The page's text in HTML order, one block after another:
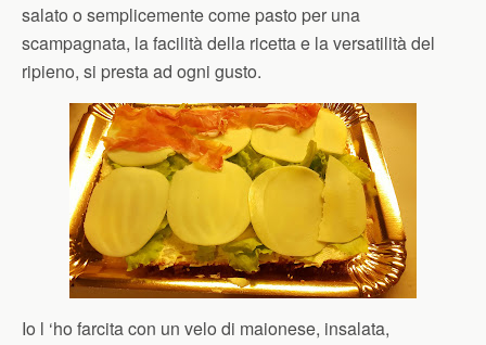
salato o semplicemente come pasto per una
scampagnata, la facilità della ricetta e la versatilità del
ripieno, si presta ad ogni gusto.
Io l ‘ho farcita con un velo di maionese, insalata,